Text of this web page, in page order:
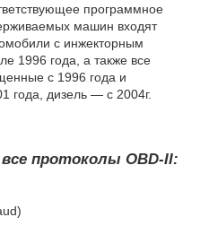
программное
машин входят
с инжекторным
1996 года, а также все
с 1996 года и
года, дизель ― с 2004г.
протоколы OBD-II: